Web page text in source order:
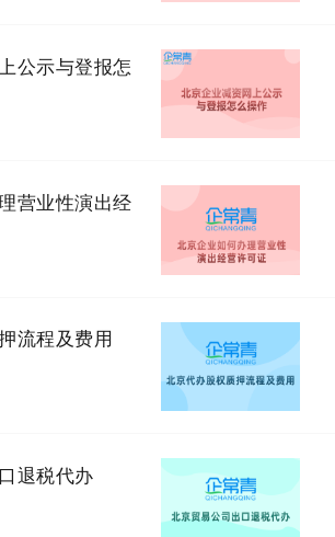
公示与登报怎
营业性演出经
流程及费用
退税代办